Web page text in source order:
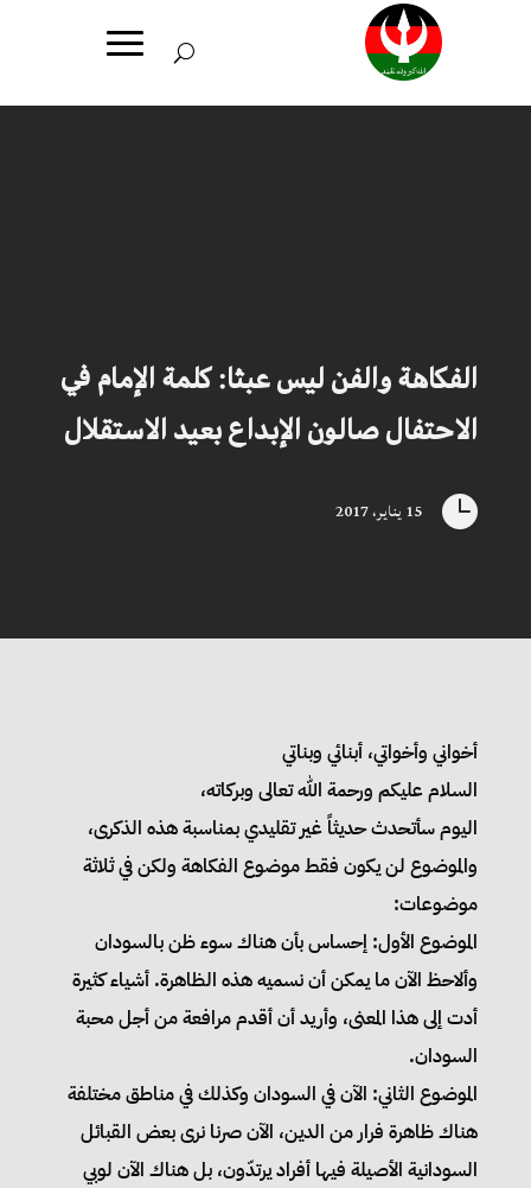
الفكاهة والفن ليس عبثا: كلمة الإمام في
الاحتفال صالون الإبداع بعيد الاستقلال
 15 يناير، 2017
أخواني وأخواتي، أبنائي وبناتي
السلام عليكم ورحمة الله تعالى وبركاته،
اليوم سأتحدث حديثاً غير تقليدي بمناسبة هذه الذكرى،
والموضوع لن يكون فقط موضوع الفكاهة ولكن في ثلاثة
موضوعات:
الموضوع الأول: إحساس بأن هناك سوء ظن بالسودان
وألاحظ الآن ما يمكن أن نسميه هذه الظاهرة. أشياء كثيرة
أدت إلى هذا المعنى، وأريد أن أقدم مرافعة من أجل محبة
السودان.
الموضوع الثاني: الآن في السودان وكذلك في مناطق مختلفة
هناك ظاهرة فرار من الدين، الآن صرنا نرى بعض القبائل
السودانية الأصيلة فيها أفراد يرتدّون، بل هناك الآن لوبي